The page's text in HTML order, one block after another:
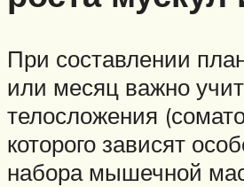
При составлении
или месяц важно
телосложения
которого зависят
набора мышечной